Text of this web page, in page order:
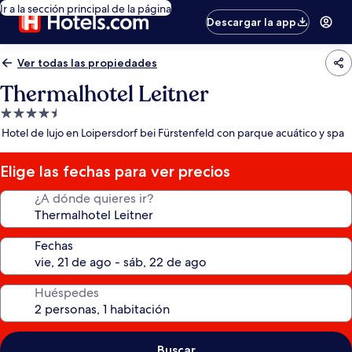
Ir a la sección principal de la página
Descargar la app
Ver todas las propiedades
Thermalhotel Leitner
Propiedad
de
estrellas
Hotel de lujo en Loipersdorf bei Fürstenfeld con parque acuático y spa
Elige las fechas para ver precios
¿A dónde quieres ir?
Fechas
Huéspedes